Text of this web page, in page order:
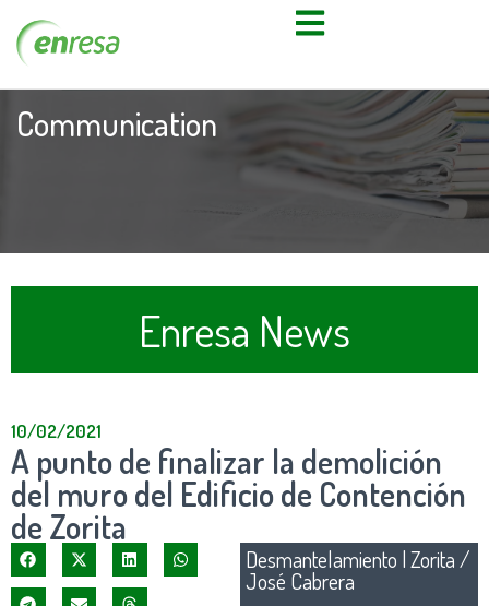
Communication
Enresa News
10/02/2021
A punto de finalizar la demolición
del muro del Edificio de Contención
de Zorita
Desmantelamiento |Zorita /
José Cabrera